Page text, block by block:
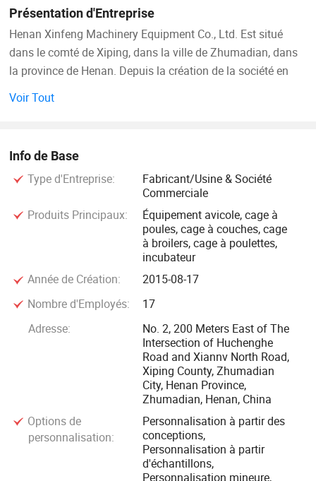
Présentation d'Entreprise
Henan Xinfeng Machinery Equipment Co., Ltd. Est situé
dans le comté de Xiping, dans la ville de Zhumadian, dans
la province de Henan. Depuis la création de la société en
sélection européens avancés et de nouvelles technologies
dans de nouveaux équipements.
L'usine de la société a été construite en 2015. La National
Highway 107, l'autoroute Beijing-Zhuhai, le chemin de fer
Beijing-Guangzhou et le chemin de fer à grande vitesse
Beijing-Guangzhou traversent tout le territoire, ce qui lui
force technique solide, de machines et d'équipements de
pointe, d'une technologie de production exquise, de la
recherche et du développement de nouveaux produits et de
la conception, nous sommes déterminés à créer des
produits industriels de premier plan au pays. La série de
produits Xinfeng cage de la société a gagné la confiance
des clients avec sa conception scientifique et raisonnable,
sa technologie de production de haute qualité et son service
Voir Tout
Info de Base
Type d'Entreprise:
Fabricant/Usine & Société
Commerciale
Produits Principaux:
Équipement avicole, cage à
poules, cage à couches, cage
à broilers, cage à poulettes,
incubateur
Année de Création:
2015-08-17
Nombre d'Employés:
17
Adresse:
No. 2, 200 Meters East of The
Intersection of Huchenghe
Road and Xiannv North Road,
Xiping County, Zhumadian
City, Henan Province,
Zhumadian, Henan, China
Options de
personnalisation:
Personnalisation à partir des
conceptions,
Personnalisation à partir
d'échantillons,
Personnalisation mineure,